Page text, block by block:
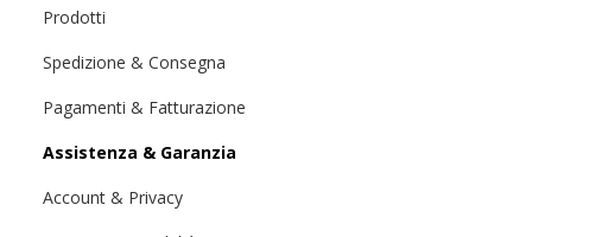
Prodotti
Spedizione & Consegna
Pagamenti & Fatturazione
Assistenza & Garanzia
Account & Privacy